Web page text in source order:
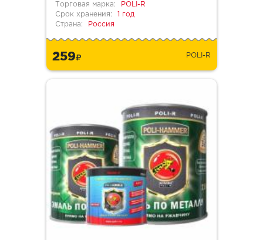
Торговая марка:
POLI-R
Срок хранения:
1 год
Страна:
Россия
259 POLI-R